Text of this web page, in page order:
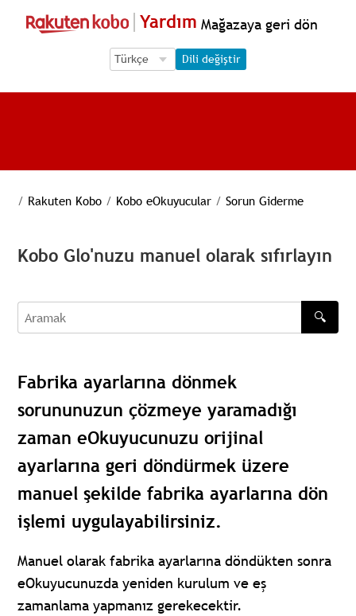
Yardım Mağazaya geri dön
Language Selection
Language Selection
Dili değiştir
/ Rakuten Kobo / Kobo eOkuyucular / Sorun Giderme
Kobo Glo'nuzu manuel olarak sıfırlayın
Aramak
🔍
Fabrika ayarlarına dönmek
sorununuzun çözmeye yaramadığı
zaman eOkuyucunuzu orijinal
ayarlarına geri döndürmek üzere
manuel şekilde fabrika ayarlarına dön
işlemi uygulayabilirsiniz.
Manuel olarak fabrika ayarlarına döndükten sonra
eOkuyucunuzda yeniden kurulum ve eş
zamanlama yapmanız gerekecektir.